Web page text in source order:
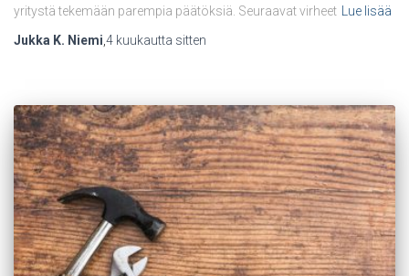
yritystä tekemään parempia päätöksiä. Seuraavat virheet Lue lisää
Jukka K. Niemi,4 kuukautta sitten